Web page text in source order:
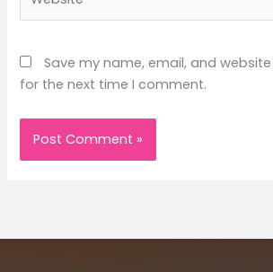
Save my name, email, and
for the next time I comment.